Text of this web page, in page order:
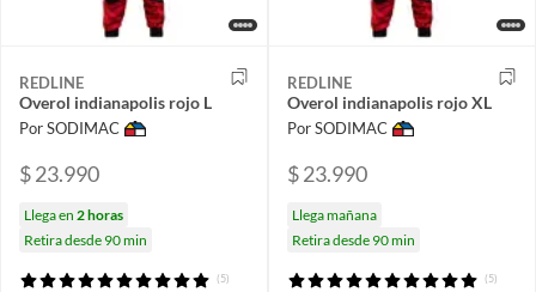
REDLINE
Overol indianapolis rojo L
Por SODIMAC
$ 23.990
Llega en 2 horas
Retira desde 90 min
(5)
REDLINE
Overol indianapolis rojo XL
Por SODIMAC
$ 23.990
Llega mañana
Retira desde 90 min
(5)